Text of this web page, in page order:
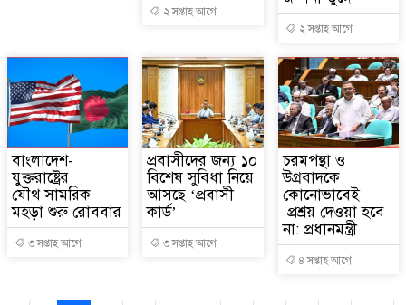
২ সপ্তাহ আগে
২ সপ্তাহ আগে
বাংলাদেশ-
যুক্তরাষ্ট্রের
যৌথ সামরিক
মহড়া শুরু রোববার
৩ সপ্তাহ আগে
প্রবাসীদের জন্য ১০
বিশেষ সুবিধা নিয়ে
আসছে ‘প্রবাসী
কার্ড’
৩ সপ্তাহ আগে
চরমপন্থা ও
উগ্রবাদকে
কোনোভাবেই
প্রশ্রয় দেওয়া হবে
না: প্রধানমন্ত্রী
৪ সপ্তাহ আগে